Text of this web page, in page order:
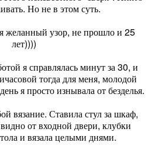
Но не в этом суть.
желанный узор, не прошло и 25
лет))))
я справлялась минут за 30, и
тогда для меня, молодой
я просто изнывала от безделья.
вязание. Ставила стул за шкаф,
от входной двери, клубки
и вязала целыми днями.